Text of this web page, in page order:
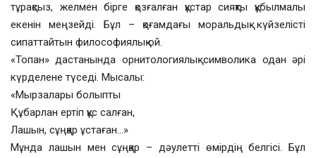
тұрақсыз, желмен бірге қозғалған құстар сияқты құбылмалы
екенін меңзейді. Бұл – қоғамдағы моральдық күйзелісті
сипаттайтын философиялық ой.
«Топан» дастанында орнитологиялық символика одан әрі
күрделене түседі. Мысалы:
«Мырзалары болыпты
Құбарлан ертіп құс салған,
Лашын, сұңқар ұстаған…»
Мұнда лашын мен сұңқар – дәулетті өмірдің белгісі. Бұл